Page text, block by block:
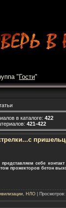
"Гости"
в каталоге: 422
: 421-422
себе
прожекторов бетон
НЛО| Просмотров: